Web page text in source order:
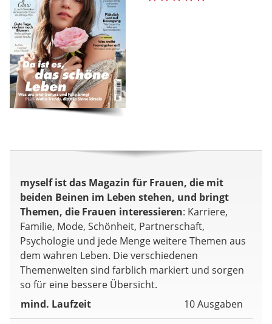
myself ist das Magazin für Frauen, die mit
beiden Beinen im Leben stehen, und bringt
Themen, die Frauen interessieren: Karriere,
Familie, Mode, Schönheit, Partnerschaft,
Psychologie und jede Menge weitere Themen aus
dem wahren Leben. Die verschiedenen
Themenwelten sind farblich markiert und sorgen
so für eine bessere Übersicht.
mind. Laufzeit
10 Ausgaben